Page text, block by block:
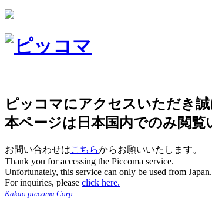
ピッコマにアクセスいただき
本ページは日本国内でのみ閲覧
お問い合わせはこちらからお願いいたします。
Thank you for accessing the Piccoma service.
Unfortunately, this service can only be used from Japan.
For inquiries, please click here.
Kakao piccoma Corp.